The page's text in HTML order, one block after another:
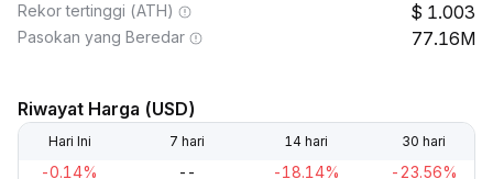
Rekor tertinggi (ATH) 1.003
Pasokan yang Beredar 77.16M
Riwayat Harga (USD)
Hari Ini 7 hari 14 hari 30 hari
-0.14% -- -18.14% -23.56%